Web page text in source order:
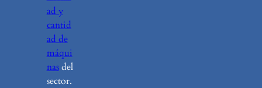
ad y
cantid
ad de
máqui
nasdel
sector.